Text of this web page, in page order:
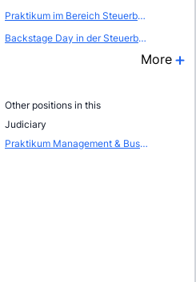
Praktikum im Bereich Steuerberatung / Wirtschaftspr&uuml;fung
Backstage Day in der Steuerberatung - GER00091
More
Other positions in this
Judiciary
Praktikum Management & Business Development